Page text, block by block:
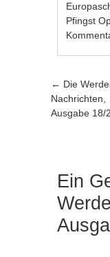
Pfingst
← Die
Nachrichten,
Ausgabe 18/
Ein